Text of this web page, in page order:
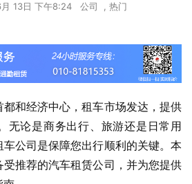
13日 下午8:24 公司 , 热门
和经济中心，租车市场发达，提供
无论是商务出行、旅游还是日常用
公司是保障您出行顺利的关键。本
推荐的汽车租赁公司，并为您提供